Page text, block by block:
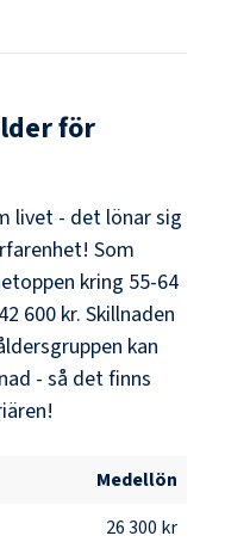
för
livet - det lönar sig
Som
kring 55-64
42 600 kr. Skillnaden
kan
- så det finns
Medellön
26 300 kr